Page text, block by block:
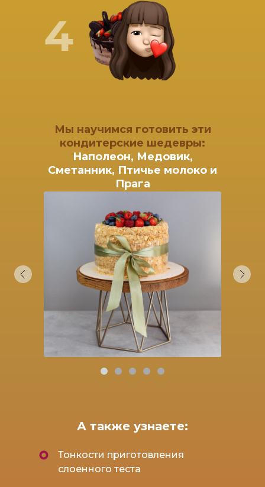
4
Мы научимся готовить эти
кондитерские шедевры:
Наполеон, Медовик,
Сметанник, Птичье молоко и
Прага
А также узнаете:
Тонкости приготовления
слоенного теста
Тонкости приготовления
Приготовим слоеные коржи,
крем, нежнейший ванильный
многое другое
Узнаем теорию работы с агаром
Будем собирать и декорировать